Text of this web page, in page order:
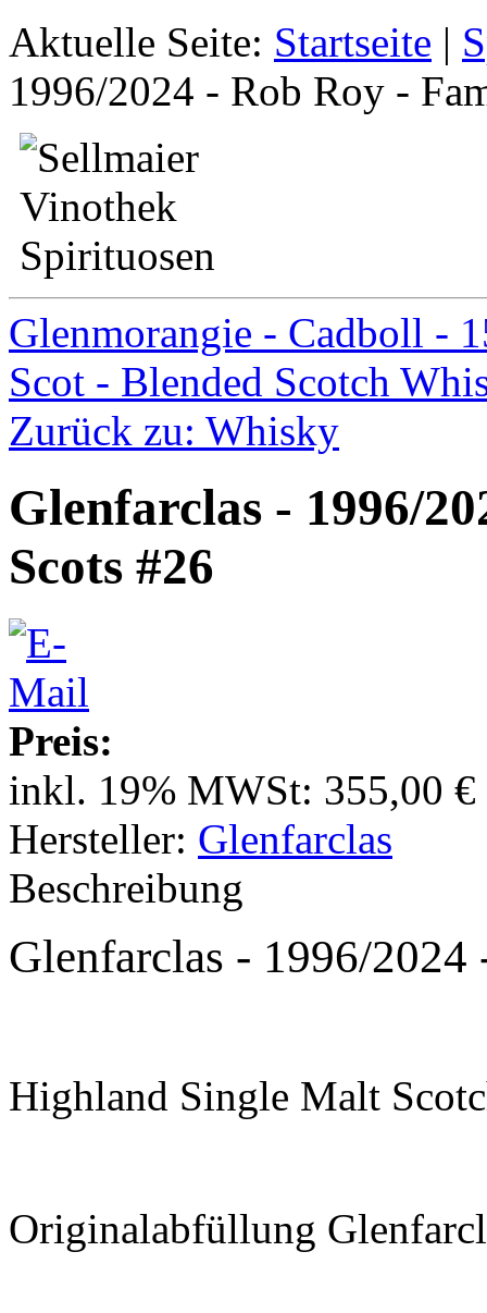
Aktuelle Seite: Startseite |
1996/2024 - Rob Roy -
Glenmorangie - Cadboll -
Scot - Blended Scotch
Zurück zu: Whisky
Glenfarclas - 1996/
Scots #26
Preis:
inkl. 19% MWSt: 355,00 €
Hersteller: Glenfarclas
Beschreibung
Glenfarclas - 1996/2024
Highland Single Malt
Originalabfüllung